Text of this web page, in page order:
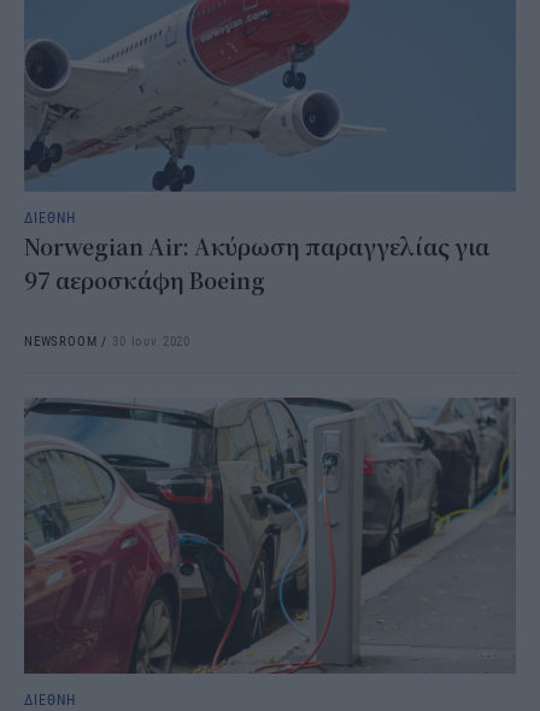
ΔΙΕΘΝΗ
Norwegian Air: Ακύρωση παραγγελίας για
97 αεροσκάφη Boeing
NEWSROOM / 30 Ιουν 2020
ΔΙΕΘΝΗ